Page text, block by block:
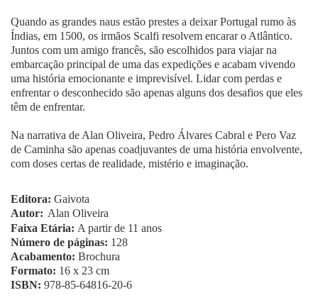
Quando as grandes naus estão prestes a deixar Portugal rumo às
Índias, em 1500, os irmãos Scalfi resolvem encarar o Atlântico.
Juntos com um amigo francês, são escolhidos para viajar na
embarcação principal de uma das expedições e acabam vivendo
uma história emocionante e imprevisível. Lidar com perdas e
enfrentar o desconhecido são apenas alguns dos desafios que eles
têm de enfrentar.
Na narrativa de Alan Oliveira, Pedro Álvares Cabral e Pero Vaz
de Caminha são apenas coadjuvantes de uma história envolvente,
com doses certas de realidade, mistério e imaginação.
Editora: Gaivota
Autor: Alan Oliveira
Faixa Etária: A partir de 11 anos
Número de páginas: 128
Acabamento: Brochura
Formato: 16 x 23 cm
ISBN: 978-85-64816-20-6